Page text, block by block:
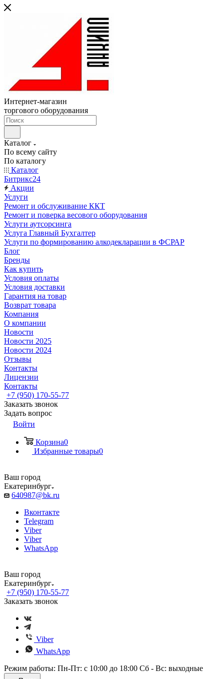
Интернет-магазин
торгового оборудования
Каталог
По всему сайту
По каталогу
Каталог
Битрикс24
Акции
Услуги
Ремонт и обслуживание ККТ
Ремонт и поверка весового оборудования
Услуги аутсорсинга
Услуга Главный Бухгалтер
Услуги по формированию алкодекларации в ФСРАР
Блог
Бренды
Как купить
Условия оплаты
Условия доставки
Гарантия на товар
Возврат товара
Компания
О компании
Новости
Новости 2025
Новости 2024
Отзывы
Контакты
Лицензии
Контакты
+7 (950) 170-55-77
Заказать звонок
Задать вопрос
Войти
Корзина0
Избранные товары0
Ваш город
Екатеринбург
640987@bk.ru
Вконтакте
Telegram
Viber
Viber
WhatsApp
Ваш город
Екатеринбург
+7 (950) 170-55-77
Заказать звонок
Viber
WhatsApp
Режим работы: Пн-Пт: с 10:00 до 18:00 Сб - Вс: выходные